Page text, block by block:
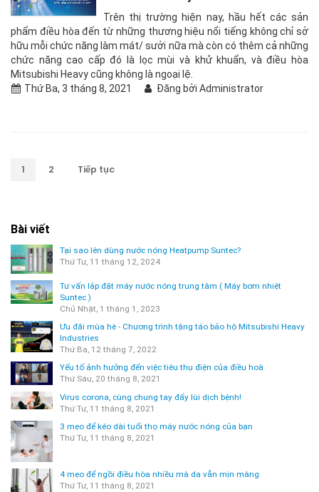
Trên thị trường hiện nay, hầu hết các sản
phẩm điều hòa đến từ những thương hiệu nổi tiếng không chỉ sở
hữu mỗi chức năng làm mát/ sưởi nữa mà còn có thêm cả những
chức năng cao cấp đó là lọc mùi và khử khuẩn, và điều hòa
Mitsubishi Heavy cũng không là ngoại lệ.
Thứ Ba, 3 tháng 8, 2021
Đăng bởi Administrator
1 2 Tiếp tục
Bài viết
Tại sao lên dùng nước nóng Heatpump Suntec?
Thứ Tư, 11 tháng 12, 2024
Tư vấn lắp đặt máy nước nóng trung tâm ( Máy bơm nhiệt
Suntec )
Chủ Nhật, 1 tháng 1, 2023
Ưu đãi mùa hè - Chương trình tặng táo bảo hộ Mitsubishi Heavy
Industries
Thứ Ba, 12 tháng 7, 2022
Yếu tố ảnh hưởng đến việc tiêu thụ điện của điều hoà
Thứ Sáu, 20 tháng 8, 2021
Virus corona, cùng chung tay đẩy lùi dịch bệnh!
Thứ Tư, 11 tháng 8, 2021
3 mẹo để kéo dài tuổi thọ máy nước nóng của bạn
Thứ Tư, 11 tháng 8, 2021
4 mẹo để ngồi điều hòa nhiều mà da vẫn mịn màng
Thứ Tư, 11 tháng 8, 2021